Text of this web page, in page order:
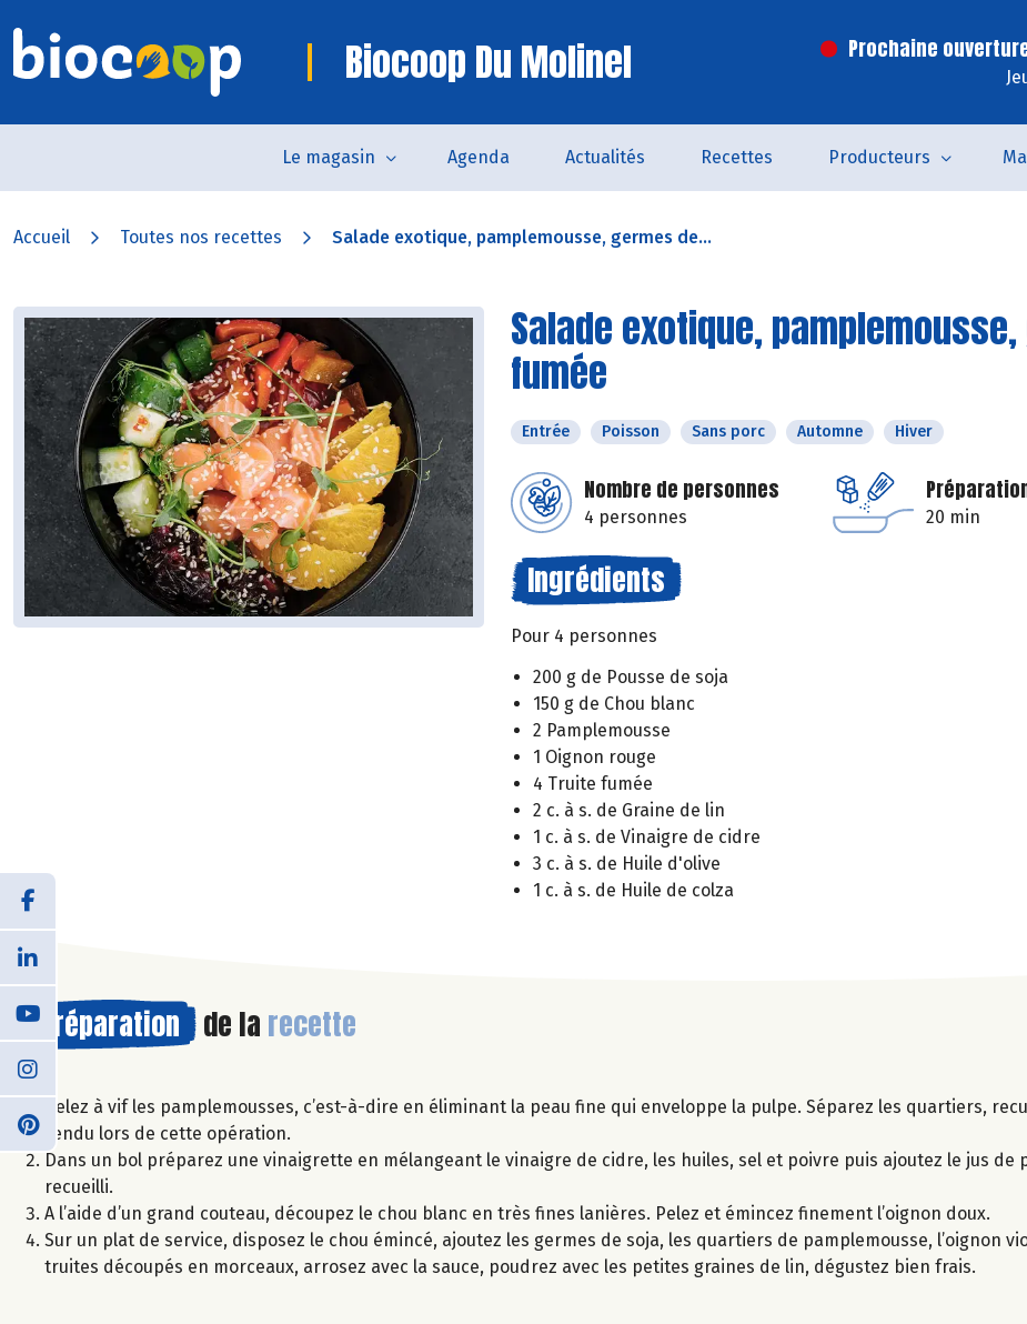
Biocoop Du Molinel Prochaine
Le magasin Agenda Actualités Recettes Producteurs
Accueil Toutes nos recettes Salade exotique, pamplemousse, germes de...
Salade exotique,
fumée
Entrée Poisson Sans porc Automne Hiver
Nombre de personnes
4 personnes 20 min
Ingrédients
Pour 4 personnes
200 g de Pousse de soja
150 g de Chou blanc
2 Pamplemousse
1 Oignon rouge
4 Truite fumée
2 c. à s. de Graine de lin
1 c. à s. de Vinaigre de cidre
3 c. à s. de Huile d'olive
1 c. à s. de Huile de colza
Préparation de la recette
Pelez à vif les pamplemousses, c’est-à-dire en éliminant la peau fine qui enveloppe la pulpe. Séparez les quartiers,
rendu lors de cette opération.
Dans un bol préparez une vinaigrette en mélangeant le vinaigre de cidre, les huiles, sel et poivre puis ajoutez le jus de
recueilli.
A l’aide d’un grand couteau, découpez le chou blanc en très fines lanières. Pelez et émincez finement l’oignon doux.
Sur un plat de service, disposez le chou émincé, ajoutez les germes de soja, les quartiers de pamplemousse, l’oignon
truites découpés en morceaux, arrosez avec la sauce, poudrez avec les petites graines de lin, dégustez bien frais.